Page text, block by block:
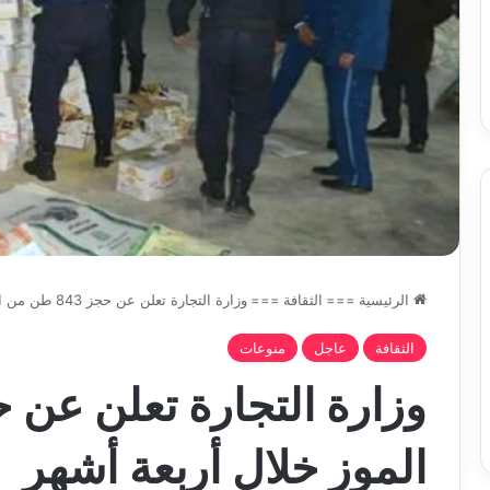
الرئيسية === الثقافة === وزارة التجارة تعلن عن حجز 843 طن من الموز خلال أربعة أشهر
الثقافة عاجل منوعات
الموز خلال أربعة أشهر
قرعة الدور التمهيدي لأبطال
وكأس الكونفدرالية يوم الخميس
الدين
لكحل 2026-08-03
نادي وفاق سطيف
الدين لكحل